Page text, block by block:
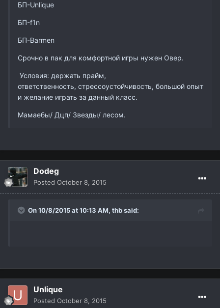
БП-Unlique
БП-f1n
БП-Barmen
Срочно в пак для комфортной игры нужен Овер.
Условия: держать прайм,
ответственность, стрессоустойчивость, большой опыт
и желание играть за данный класс.
Мамаебы/ Дцп/ Звезды/ лесом.
Dodeg
Posted October 8, 2015
On 10/8/2015 at 10:13 AM, thbsaid:
Unlique
Posted October 8, 2015